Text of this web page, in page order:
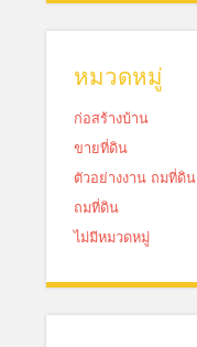
หมวดหมู่
ก่อสร้างบ้าน
ขายที่ดิน
ตัวอย่างงาน ถมที่ดิน
ถมที่ดิน
ไม่มีหมวดหมู่